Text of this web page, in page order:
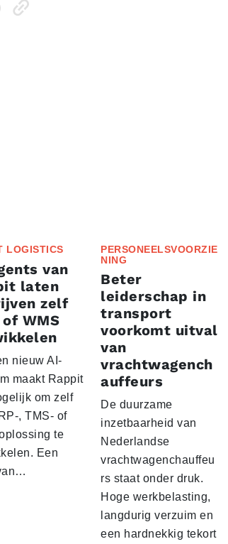
LOGISTICS
van
laten
zelf
WMS
nieuw AI-
maakt Rappit
om zelf
, TMS- of
te
Een
PERSONEELSVOORZIE
NING
Beter
leiderschap in
transport
voorkomt uitval
van
vrachtwagench
auffeurs
De duurzame
inzetbaarheid van
Nederlandse
vrachtwagenchauffeu
rs staat onder druk.
Hoge werkbelasting,
langdurig verzuim en
een hardnekkig tekort